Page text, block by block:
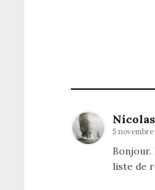
5 novembre
Bonjour.
liste de